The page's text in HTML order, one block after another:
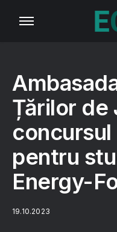
Țărilor de
pentru
Energy-
19.10.2023